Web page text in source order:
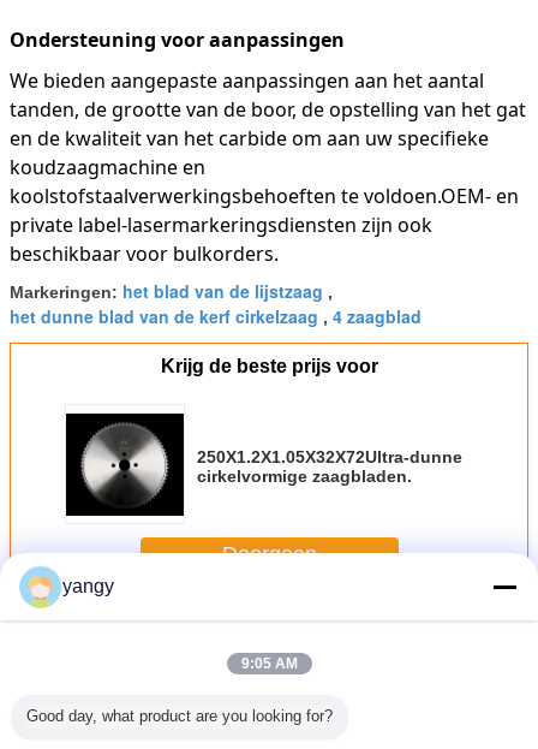
Ondersteuning voor aanpassingen
We bieden aangepaste aanpassingen aan het aantal
tanden, de grootte van de boor, de opstelling van het gat
en de kwaliteit van het carbide om aan uw specifieke
koudzaagmachine en
koolstofstaalverwerkingsbehoeften te voldoen.OEM- en
private label-lasermarkeringsdiensten zijn ook
beschikbaar voor bulkorders.
Markeringen: het blad van de lijstzaag ,
het dunne blad van de kerf cirkelzaag , 4 zaagblad
Krijg de beste prijs voor
250X1.2X1.05X32X72Ultra-dunne
cirkelvormige zaagbladen.
Doorgaan
MeerDunne Kerf-Zaagbladen
yangy
9:05 AM
Good day, what product are you looking for?